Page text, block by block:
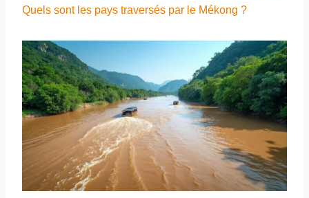
Quels sont les pays traversés par le Mékong ?